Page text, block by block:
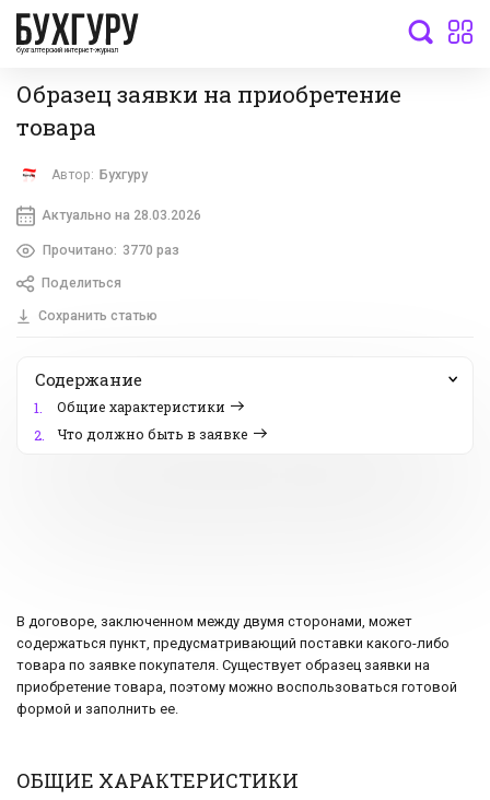
бухгалтерский интернет-журнал
Образец заявки на приобретение
товара
Автор: Бухгуру
Актуально на 28.03.2026
Прочитано: 3770 раз
Поделиться
Сохранить статью
Содержание
1.
Общие характеристики
2.
Что должно быть в заявке
В договоре, заключенном между двумя сторонами, может
содержаться пункт, предусматривающий поставки какого-либо
товара по заявке покупателя. Существует образец заявки на
приобретение товара, поэтому можно воспользоваться готовой
формой и заполнить ее.
ОБЩИЕ ХАРАКТЕРИСТИКИ